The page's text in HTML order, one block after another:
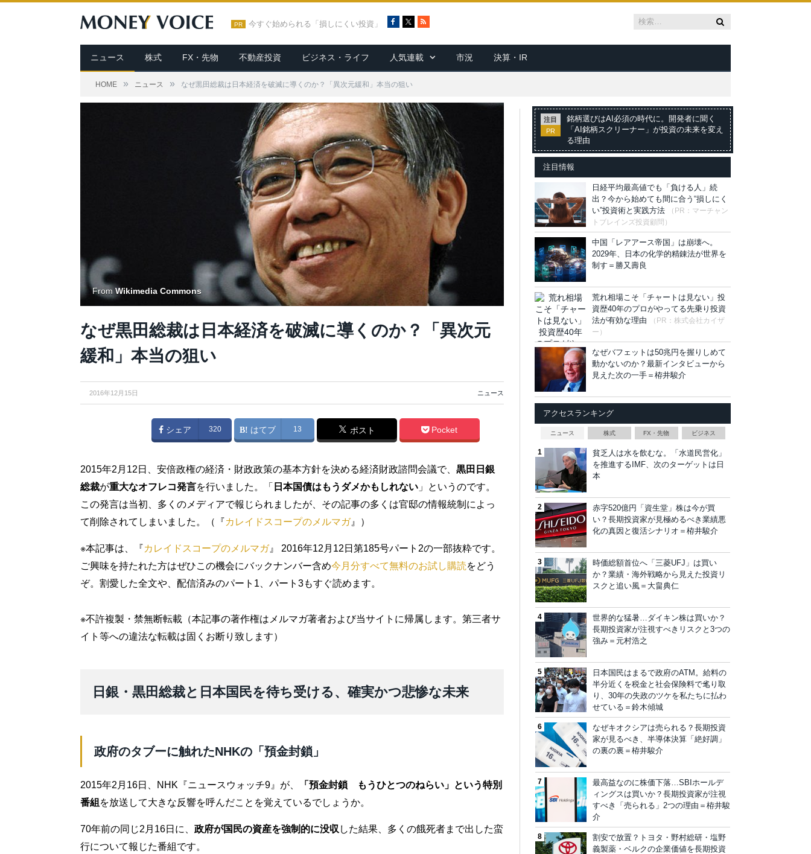
PR 今すぐ始められる「損しにくい投資」
c
e
b
o
k
R
S
ニュース 株式 FX・先物 不動産投資 ビジネス・ライフ 人気連載 市況 決算・IR
HOME » ニュース » なぜ黒田総裁は日本経済を破滅に導くのか？「異次元緩和」本当の狙い
From Wikimedia Commons
なぜ黒田総裁は日本経済を破滅に導くのか？「異次元
緩和」本当の狙い
2016年12月15日 ニュース
シェア 320 はてブ 13 ポスト Pocket
2015年2月12日、安倍政権の経済・財政政策の基本方針を決める経済財政諮問会議で、 黒田日銀
総裁が重大なオフレコ発言を行いました。「 日本国債はもうダメかもしれない 」というのです。
この発言は当初、多くのメディアで報じられましたが、その記事の多くは官邸の情報統制によっ
て削除されてしまいました。（『カレイドスコープのメルマガ』）
※本記事は、『カレイドスコープのメルマガ』 2016年12月12日第185号パート2の一部抜粋です。
ご興味を持たれた方はぜひこの機会にバックナンバー含め今月分すべて無料のお試し購読をどう
ぞ。割愛した全文や、配信済みのパート1、パート3もすぐ読めます。
※不許複製・禁無断転載（本記事の著作権はメルマガ著者および当サイトに帰属します。第三者サ
イト等への違法な転載は固くお断り致します）
日銀・黒田総裁と日本国民を待ち受ける、確実かつ悲惨な未来
政府のタブーに触れたNHKの「預金封鎖」
2015年2月16日、NHK『ニュースウォッチ9』が、
「預金封鎖 もうひとつのねらい」という特別
番組 を放送して大きな反響を呼んだことを覚えているでしょうか。
70年前の同じ2月16日に、 政府が国民の資産を強制的に没収 した結果、多くの餓死者まで出した蛮
行について報じた番組です。
注目
PR
銘柄選びはAI必須の時代に。開発者に聞く
「AI銘柄スクリーナー」が投資の未来を変え
る理由
注目情報
日経平均最高値でも「負ける人」続
出？今から始めても間に合う“損しにく
い”投資術と実践方法
（PR：マーチャン
トブレインズ投資顧問）
中国「レアアース帝国」は崩壊へ。
2029年、日本の化学的精錬法が世界を
制す＝勝又壽良
荒れ相場こそ「チャートは見ない」投
資歴40年のプロがやってる先乗り投資
法が有効な理由
（PR：株式会社カイザ
ー）
なぜバフェットは50兆円を握りしめて
動かないのか？最新インタビューから
見えた次の一手＝栫井駿介
アクセスランキング
ニュース 株式 FX・先物 ビジネス
貧乏人は水を飲むな。「水道民営化」
を推進するIMF、次のターゲットは日
本
赤字520億円「資生堂」株は今が買
い？長期投資家が見極めるべき業績悪
化の真因と復活シナリオ＝栫井駿介
時価総額首位へ「三菱UFJ」は買い
か？業績・海外戦略から見えた投資リ
スクと追い風＝大畠典仁
世界的な猛暑…ダイキン株は買いか？
長期投資家が注視すべきリスクと3つの
強み＝元村浩之
日本国民はまるで政府のATM。給料の
半分近くを税金と社会保険料で毟り取
り、30年の失政のツケを私たちに払わ
せている＝鈴木傾城
なぜキオクシアは売られる？長期投資
家が見るべき、半導体決算「絶好調」
の裏の裏＝栫井駿介
最高益なのに株価下落…SBIホールデ
ィングスは買いか？長期投資家が注視
すべき「売られる」2つの理由＝栫井駿
介
割安で放置？トヨタ・野村総研・塩野
義製薬・ベルクの企業価値を長期投資